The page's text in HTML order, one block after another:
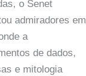
o Senet
admiradores em
a
de dados,
e mitologia